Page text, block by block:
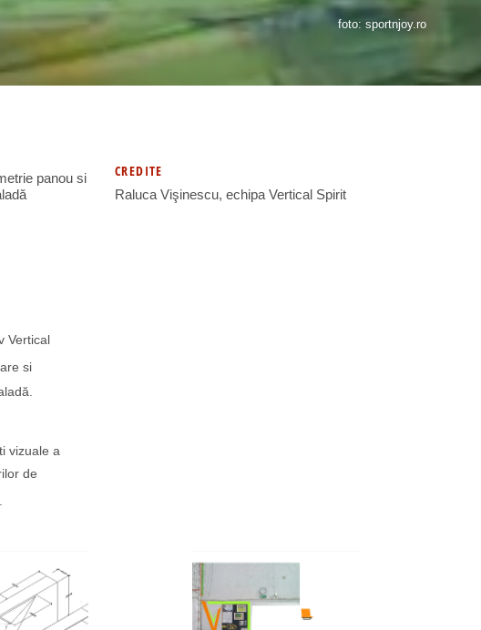
foto: sportnjoy.ro
panou si
CREDITE
Raluca Vişinescu, echipa Vertical Spirit
Vertical
si
vizuale a
de